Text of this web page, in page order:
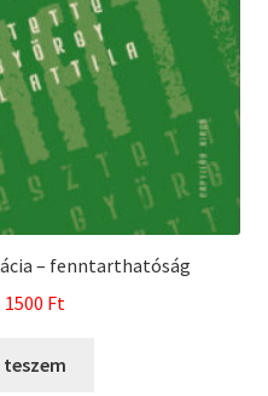
– fenntarthatóság
Original
1500 Ft
is: